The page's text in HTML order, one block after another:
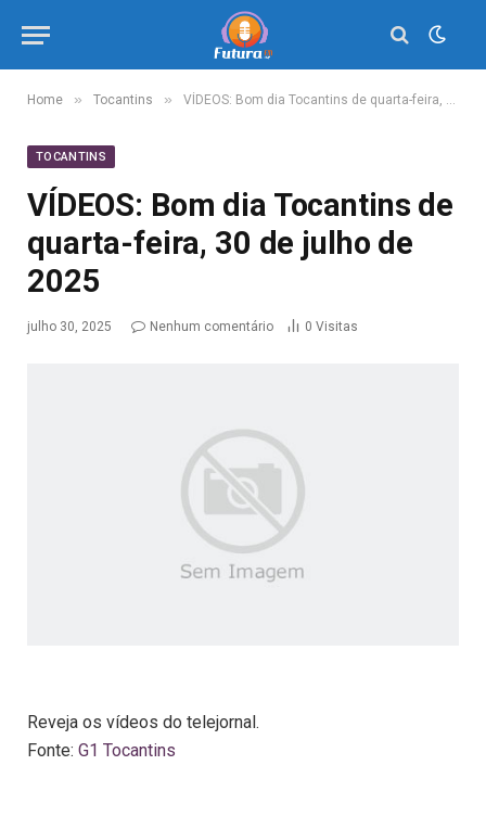
Home » Tocantins » VÍDEOS: Bom dia Tocantins de quarta-feira, 30 de julho de 2025
TOCANTINS
VÍDEOS: Bom dia Tocantins de
quarta-feira, 30 de julho de
2025
julho 30, 2025 Nenhum comentário 0 Visitas
Reveja os vídeos do telejornal.
Fonte: G1 Tocantins